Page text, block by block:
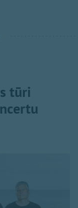
tūri